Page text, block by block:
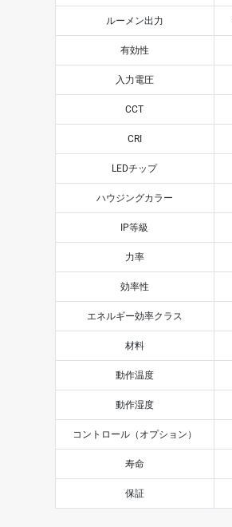
ルーメン出力
有効性
入力電圧
CCT
CRI
LEDチップ
ハウジングカラー
IP等級
力率
効率性
エネルギー効率クラス
材料
動作温度
動作湿度
コントロール（オプション）
寿命
保証